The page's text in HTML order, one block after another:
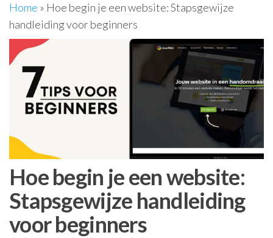
Home » Hoe begin je een website: Stapsgewijze
handleiding voor beginners
Hoe begin je een website:
Stapsgewijze handleiding
voor beginners